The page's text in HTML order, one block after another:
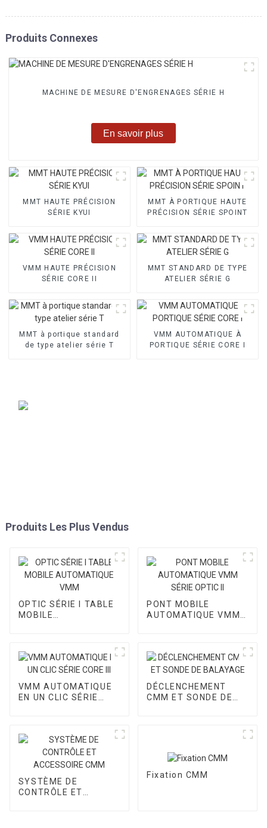
Produits Connexes
MACHINE DE MESURE D'ENGRENAGES SÉRIE H
En savoir plus
MMT HAUTE PRÉCISION
SÉRIE KYUI
MMT À PORTIQUE HAUTE
PRÉCISION SÉRIE SPOINT
VMM HAUTE PRÉCISION
SÉRIE CORE II
MMT STANDARD DE TYPE
ATELIER SÉRIE G
MMT à portique standard
de type atelier série T
VMM AUTOMATIQUE À
PORTIQUE SÉRIE CORE I
Produits Les Plus Vendus
OPTIC SÉRIE I TABLE
MOBILE
PONT MOBILE
AUTOMATIQUE VMM
VMM AUTOMATIQUE
EN UN CLIC SÉRIE
DÉCLENCHEMENT
CMM ET SONDE DE
SYSTÈME DE
CONTRÔLE ET
Fixation CMM